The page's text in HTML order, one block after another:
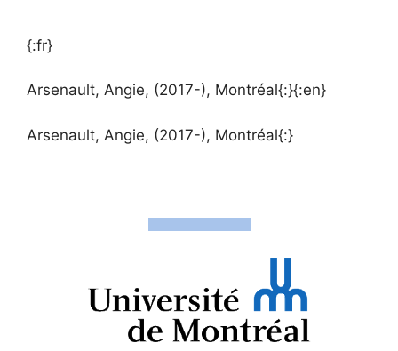
{:fr}
Arsenault, Angie, (2017-), Montréal{:}{:en}
Arsenault, Angie, (2017-), Montréal{:}